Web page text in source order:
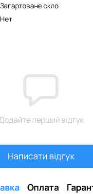
Загартоване скло
Нет
перший відгук
Написати відгук
Оплата